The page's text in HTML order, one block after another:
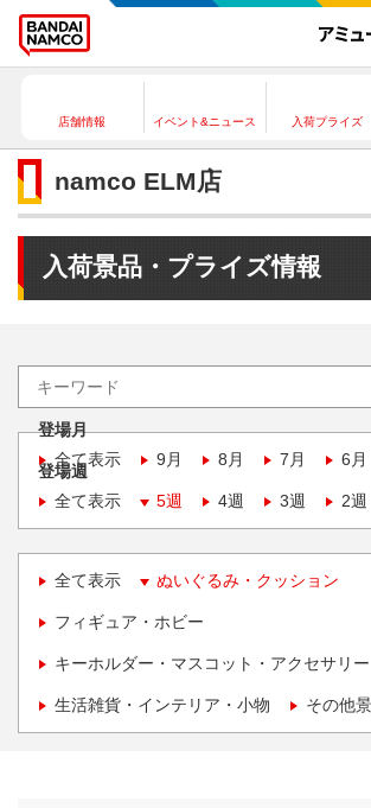
店舗情報 イベント&ニュース 入荷プライズ
namco ELM店
入荷景品・プライズ情報
登場月
全て表示
9月 8月 7月 6月
登場週
全て表示
5週 4週 3週 2週
全て表示 ぬいぐるみ・クッション
フィギュア・ホビー
キーホルダー・マスコット・アクセサリー
生活雑貨・インテリア・小物 その他